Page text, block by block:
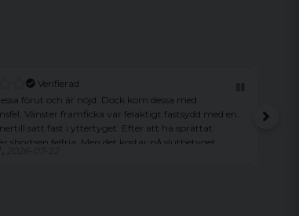
Verifierad
förut och är nöjd. Dock kom dessa med
Vänster framficka var felaktigt fastsydd med en
satt fast i yttertyget. Efter att ha sprättat
shortsen felfria. Men det kostar på slutbetyget.